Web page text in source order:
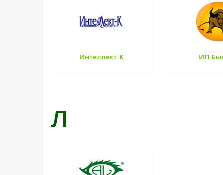
Интеллект-К ИП
Л